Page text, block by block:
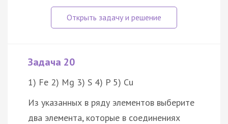
Задача 20
1) Fe 2) Mg 3) S 4) P 5) Cu
Из указанных в ряду элементов выберите
два элемента, которые в соединениях